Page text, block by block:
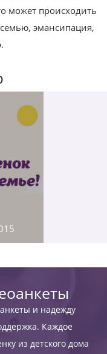
может происходить
эмансипация,
и надежду
Каждое
из детского дома